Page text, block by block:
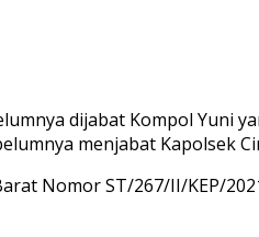
dijabat Kompol Yuni
menjabat Kapolsek
Nomor ST/267/II/KEP/